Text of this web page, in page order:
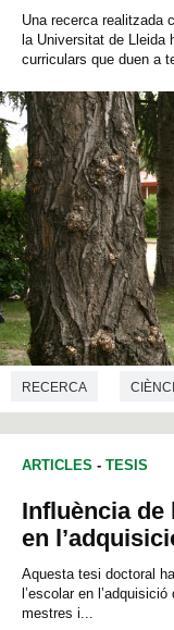
Una recerca realitzada
la Universitat de Lleida
curriculars que duen a
RECERCA
ARTICLES - TESIS
Influència de
en
Aquesta tesi doctoral
l’escolar en
mestres i...